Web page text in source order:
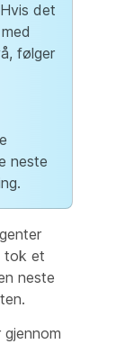
det
følger
neste
tok et
neste
gjennom